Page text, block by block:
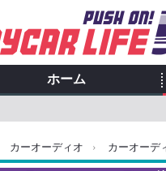
ホーム
カーオーディオ › カーオーデ